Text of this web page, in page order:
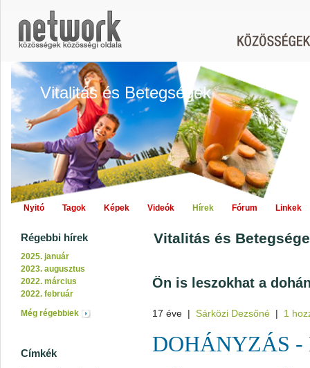
Vitalitás és Betegségek
Nyitó Tagok Képek Videók Hírek Fórum Linkek
Régebbi hírek
2025. január
2023. augusztus
2022. március
2022. február
Még régebbiek
Címkék
Vitalitás és
Ön is leszokhat a
17 éve | Sárközi Dezsőné | 1
DOHÁNYZÁS -